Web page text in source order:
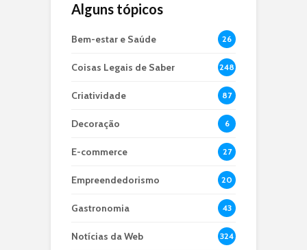
Alguns tópicos
Bem-estar e Saúde 26
Coisas Legais de Saber 248
Criatividade 87
Decoração 6
E-commerce 27
Empreendedorismo 20
Gastronomia 43
Notícias da Web 324